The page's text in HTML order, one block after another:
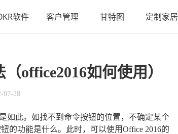
软件 客户管理 甘特图 定制家居
office2016如何使用）
07-28
如此。如找不到命令按钮的位置，不确定某个
的功能是什么。此时，可以使用Office 2016的